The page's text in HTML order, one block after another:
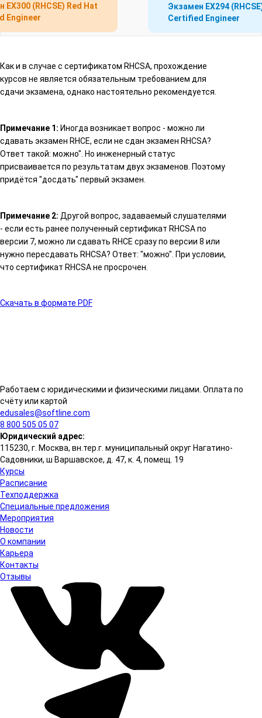
EX300 (RHCSE) Red Hat
Engineer
Экзамен EX294
Certified Engineer
Как и в случае с сертификатом RHCSA, прохождение
курсов не является обязательным требованием для
сдачи экзамена, однако настоятельно рекомендуется.
Примечание 1: Иногда возникает вопрос - можно ли
сдавать экзамен RHCE, если не сдан экзамен RHCSA?
Ответ такой: можно". Но инженерный статус
присваивается по результатам двух экзаменов. Поэтому
придётся "досдать" первый экзамен.
Примечание 2: Другой вопрос, задаваемый слушателями
- если есть ранее полученный сертификат RHCSA по
версии 7, можно ли сдавать RHCE сразу по версии 8 или
нужно пересдавать RHCSA? Ответ: "можно". При условии,
что сертификат RHCSA не просрочен.
Скачать в формате PDF
Работаем с юридическими и физическими лицами. Оплата по
счёту или картой
edusales@softline.com
8 800 505 05 07
Юридический адрес:
115230, г. Москва, вн.тер.г. муниципальный округ Нагатино-
Садовники, ш Варшавское, д. 47, к. 4, помещ. 19
Курсы
Расписание
Техподдержка
Специальные предложения
Мероприятия
Новости
О компании
Карьера
Контакты
Отзывы